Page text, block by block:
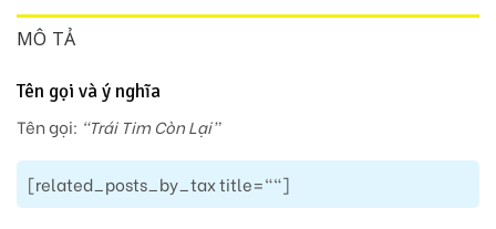
MÔ TẢ
Tên gọi và ý nghĩa
Tên gọi: “Trái Tim Còn Lại”
[related_posts_by_tax title=""]